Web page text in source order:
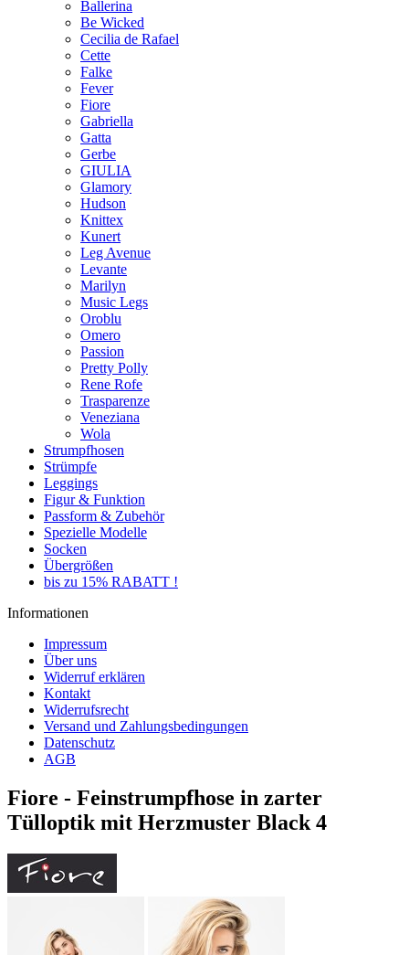
Ballerina
Be Wicked
Cecilia de Rafael
Cette
Falke
Fever
Fiore
Gabriella
Gatta
Gerbe
GIULIA
Glamory
Hudson
Knittex
Kunert
Leg Avenue
Levante
Marilyn
Music Legs
Oroblu
Omero
Passion
Pretty Polly
Rene Rofe
Trasparenze
Veneziana
Wola
Strumpfhosen
Strümpfe
Leggings
Figur & Funktion
Passform & Zubehör
Spezielle Modelle
Socken
Übergrößen
bis zu 15% RABATT !
Informationen
Impressum
Über uns
Widerruf erklären
Kontakt
Widerrufsrecht
Versand und Zahlungsbedingungen
Datenschutz
AGB
Fiore - Feinstrumpfhose in zarter
Tülloptik mit Herzmuster Black 4